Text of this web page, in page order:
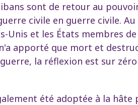
sont de retour au
civile en guerre civile.
et les États membres
apporté que mort et
la réflexion est sur
été adoptée à la hâte